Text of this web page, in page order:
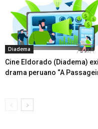
Diadema
Cine Eldorado (Diadema)
drama peruano “A